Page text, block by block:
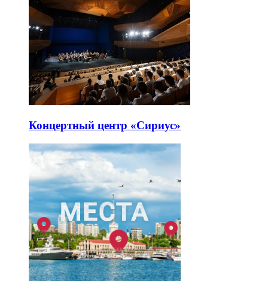
Концертный центр «Сириус»